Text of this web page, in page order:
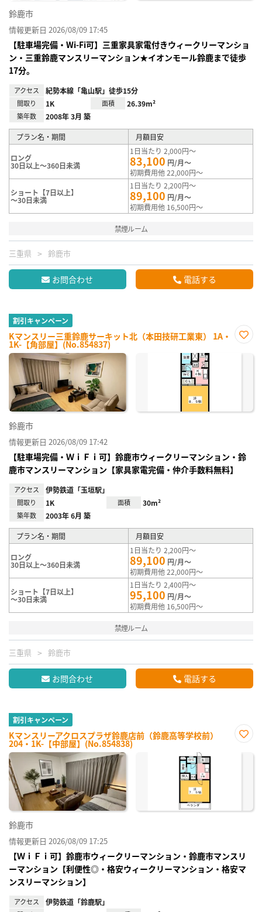
鈴鹿市
情報更新日 2026/08/09 17:45
【駐車場完備・Wi-Fi可】三重家具家電付きウィークリーマンショ
ン・三重鈴鹿マンスリーマンション★イオンモール鈴鹿まで徒歩
17分。
アクセス 紀勢本線「亀山駅」徒歩15分
間取り 1K 面積 26.39m²
築年数 2008年 3月 築
プラン名・期間 月額目安
ロング
30日以上～360日未満
1日当たり 2,000円～
83,100 円/月～
初期費用他 22,000円～
ショート【7日以上】
～30日未満
1日当たり 2,200円～
89,100 円/月～
初期費用他 16,500円～
禁煙ルーム
三重県 鈴鹿市
お問合わせ 電話する
割引キャンペーン
Kマンスリー三重鈴鹿サーキット北（本田技研工業東） 1A・
1K-【角部屋】(No.854837)
に入
鈴鹿市
情報更新日 2026/08/09 17:42
【駐車場完備・ＷｉＦｉ可】鈴鹿市ウィークリーマンション・鈴
鹿市マンスリーマンション【家具家電完備・仲介手数料無料】
アクセス 伊勢鉄道「玉垣駅」
間取り 1K 面積 30m²
築年数 2003年 6月 築
プラン名・期間 月額目安
ロング
30日以上～360日未満
1日当たり 2,200円～
89,100 円/月～
初期費用他 22,000円～
ショート【7日以上】
～30日未満
1日当たり 2,400円～
95,100 円/月～
初期費用他 16,500円～
禁煙ルーム
三重県 鈴鹿市
お問合わせ 電話する
割引キャンペーン
Kマンスリーアクロスプラザ鈴鹿店前（鈴鹿高等学校前）
204・1K-【中部屋】(No.854838)
に入
鈴鹿市
情報更新日 2026/08/09 17:25
【ＷｉＦｉ可】鈴鹿市ウィークリーマンション・鈴鹿市マンスリ
ーマンション【利便性◎・格安ウィークリーマンション・格安マ
ンスリーマンション】
アクセス 伊勢鉄道「鈴鹿駅」